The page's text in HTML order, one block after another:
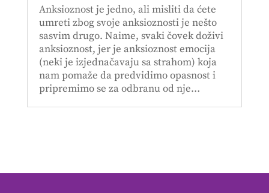
Anksioznost je jedno, ali misliti da ćete
umreti zbog svoje anksioznosti je nešto
sasvim drugo. Naime, svaki čovek doživi
anksioznost, jer je anksioznost emocija
(neki je izjednačavaju sa strahom) koja
nam pomaže da predvidimo opasnost i
pripremimo se za odbranu od nje…